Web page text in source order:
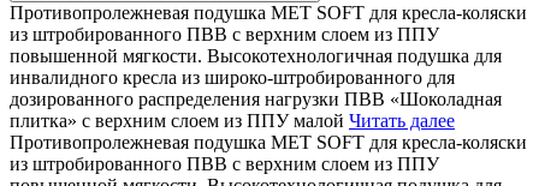
Противопролежневая подушка MET SOFT для кресла-коляски
из штробированного ПВВ с верхним слоем из ППУ
повышенной мягкости. Высокотехнологичная подушка для
инвалидного кресла из широко-штробированного для
дозированного распределения нагрузки ПВВ «Шоколадная
плитка» с верхним слоем из ППУ малой Читать далее
Противопролежневая подушка MET SOFT для кресла-коляски
из штробированного ПВВ с верхним слоем из ППУ